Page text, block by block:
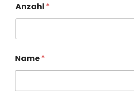
Anzahl *
Name*